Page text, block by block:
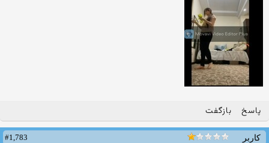
پاسخ بازگفت
کاربر
#1,783